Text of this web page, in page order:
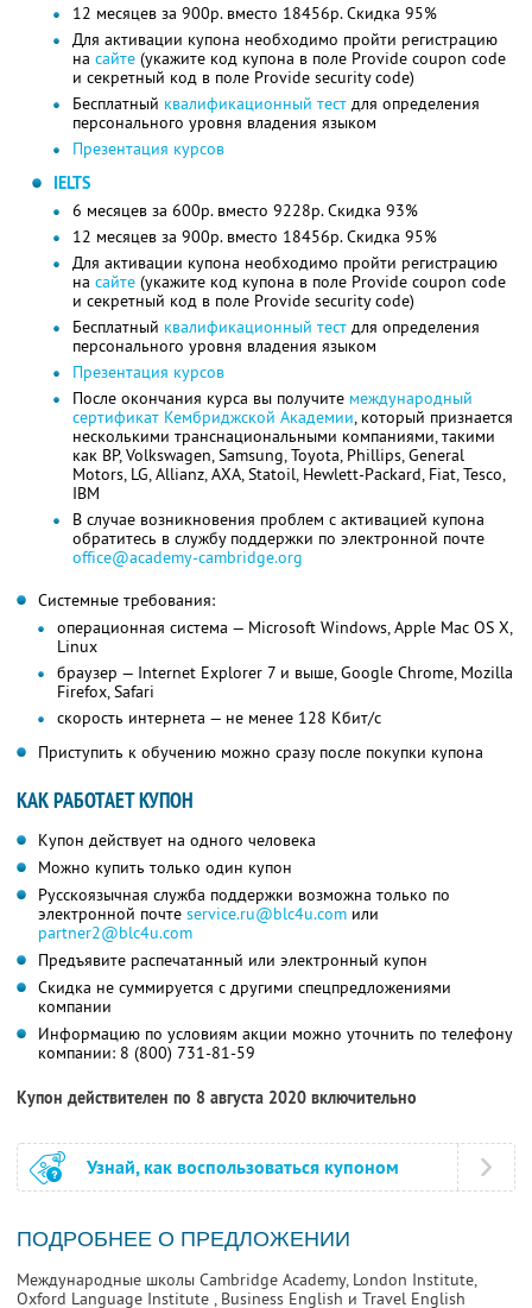
12 месяцев за 900р. вместо 18456р. Скидка 95%
Для активации купона необходимо пройти регистрацию
на сайте(укажите код купона в поле Provide coupon code
и секретный код в поле Provide security code)
Бесплатный квалификационный тестдля определения
персонального уровня владения языком
Презентация курсов
IELTS
6 месяцев за 600р. вместо 9228р. Скидка 93%
12 месяцев за 900р. вместо 18456р. Скидка 95%
Для активации купона необходимо пройти регистрацию
на сайте(укажите код купона в поле Provide coupon code
и секретный код в поле Provide security code)
Бесплатный квалификационный тестдля определения
персонального уровня владения языком
Презентация курсов
После окончания курса вы получите международный
сертификат Кембриджской Академии , который признается
несколькими транснациональными компаниями, такими
как BP, Volkswagen, Samsung, Toyota, Phillips, General
Motors, LG, Allianz, AXA, Statoil, Hewlett-Packard, Fiat, Tesco,
IBM
В случае возникновения проблем с активацией купона
обратитесь в службу поддержки по электронной почте
office@academy-cambridge.org
Системные требования:
операционная система — Microsoft Windows, Apple Mac OS X,
Linux
браузер — Internet Explorer 7 и выше, Google Chrome, Mozilla
Firefox, Safari
скорость интернета — не менее 128 Кбит/с
Приступить к обучению можно сразу после покупки купона
КАК РАБОТАЕТ КУПОН
Купон действует на одного человека
Можно купить только один купон
Русскоязычная служба поддержки возможна только по
электронной почте service.ru@blc4u.com или
partner2@blc4u.com
Предъявите распечатанный или электронный купон
Скидка не суммируется с другими спецпредложениями
компании
Информацию по условиям акции можно уточнить по телефону
компании: 8 (800) 731-81-59
Купон действителен по 8 августа 2020 включительно
Узнай, как воспользоваться купоном
ПОДРОБНЕЕ О ПРЕДЛОЖЕНИИ
Международные школы Cambridge Academy, London Institute,
Oxford Language Institute
, Business English и Travel English